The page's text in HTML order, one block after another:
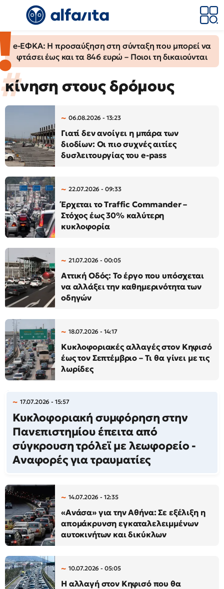
e-ΕΦΚΑ: Η προσαύξηση στη σύνταξη που μπορεί να
φτάσει έως και τα 846 ευρώ – Ποιοι τη δικαιούνται
κίνηση στους δρόμους
06.08.2026 - 13:23
Γιατί δεν ανοίγει η μπάρα των
διοδίων: Οι πιο συχνές αιτίες
δυσλειτουργίας του e-pass
22.07.2026 - 09:33
Έρχεται το Traffic Commander –
Στόχος έως 30% καλύτερη
κυκλοφορία
21.07.2026 - 00:05
Αττική Οδός: Το έργο που υπόσχεται
να αλλάξει την καθημερινότητα των
οδηγών
18.07.2026 - 14:17
Κυκλοφοριακές αλλαγές στον Κηφισό
έως τον Σεπτέμβριο – Τι θα γίνει με τις
λωρίδες
17.07.2026 - 15:57
Κυκλοφοριακή συμφόρηση στην
Πανεπιστημίου έπειτα από
σύγκρουση τρόλεϊ με λεωφορείο -
Αναφορές για τραυματίες
14.07.2026 - 12:35
«Ανάσα» για την Αθήνα: Σε εξέλιξη η
απομάκρυνση εγκαταλελειμμένων
αυτοκινήτων και δικύκλων
10.07.2026 - 05:05
Η αλλαγή στον Κηφισό που θα